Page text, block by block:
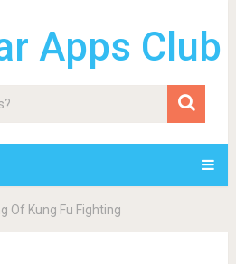
Apps Club
Of Kung Fu Fighting